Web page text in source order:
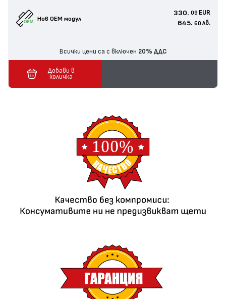
Нов ОЕМ модул
330. 09 EUR
645. 60 лв.
Всички цени са с включен 20% ДДС
Добави в
количка